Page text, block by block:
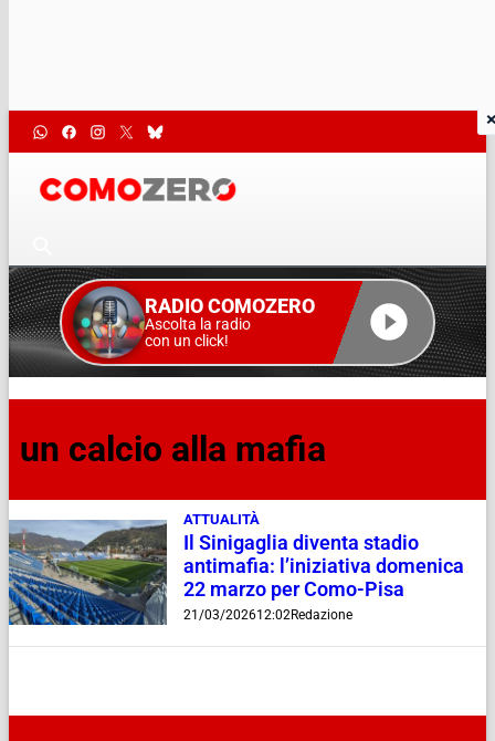
RADIO COMOZERO
Ascolta la radio
con un click!
un calcio alla mafia
ATTUALITÀ
Il Sinigaglia diventa stadio
antimafia: l’iniziativa domenica
22 marzo per Como-Pisa
21/03/202612:02Redazione